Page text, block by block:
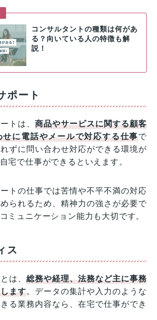
コンサルタントの種類は何があ
る？向いている人の特徴も解
説！
ポート
トは、商品やサービスに関する顧客
せに電話やメールで対応する仕事で
ずに問い合わせ対応ができる環境が
宅で仕事ができるといえます。
トの仕事では苦情や不平不満の対応
られるため、精神力の強さが必要で
ミュニケーション能力も大切です。
ス
は、総務や経理、法務など主に事務
ます。データの集計や入力のような
る業務内容なら、在宅で仕事ができ